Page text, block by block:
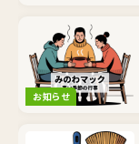
お知らせ